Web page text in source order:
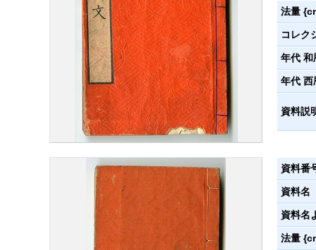
法量
コレク
年代 和
年代 西
資料説
資料番
資料名
資料名
法量